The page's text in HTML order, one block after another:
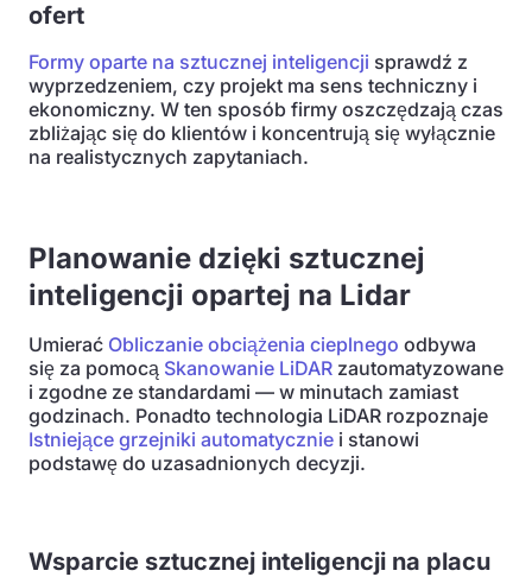
ofert
Formy oparte na sztucznej inteligencji sprawdź z
wyprzedzeniem, czy projekt ma sens techniczny i
ekonomiczny. W ten sposób firmy oszczędzają czas
zbliżając się do klientów i koncentrują się wyłącznie
na realistycznych zapytaniach.
Planowanie dzięki sztucznej
inteligencji opartej na Lidar
Umierać Obliczanie obciążenia cieplnego odbywa
się za pomocą Skanowanie LiDAR zautomatyzowane
i zgodne ze standardami — w minutach zamiast
godzinach. Ponadto technologia LiDAR rozpoznaje
Istniejące grzejniki automatycznie i stanowi
podstawę do uzasadnionych decyzji.
Wsparcie sztucznej inteligencji na placu